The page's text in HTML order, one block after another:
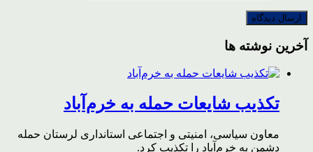
آخرین نوشته ها
تکذیب شایعات حمله به خرم‌آباد
معاون سیاسی، امنیتی و اجتماعی استانداری لرستان حمله
دشمن به خرم‌آباد را تکذیب کرد.